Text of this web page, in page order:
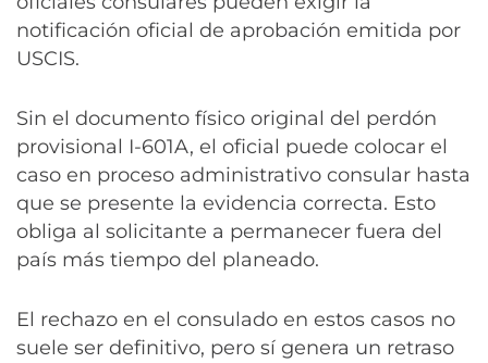
notificación oficial de aprobación emitida por
USCIS.
Sin el documento físico original del perdón
provisional I-601A, el oficial puede colocar el
caso en proceso administrativo consular hasta
que se presente la evidencia correcta. Esto
obliga al solicitante a permanecer fuera del
país más tiempo del planeado.
El rechazo en el consulado en estos casos no
suele ser definitivo, pero sí genera un retraso